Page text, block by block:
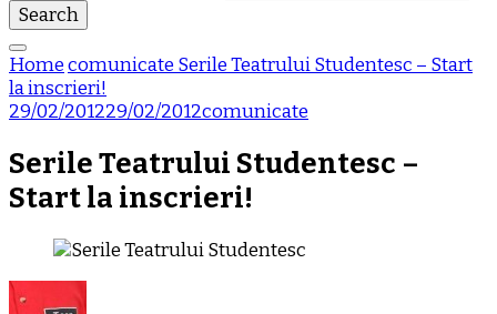
Homecomunicate Serile Teatrului Studentesc – Start
la inscrieri!
29/02/201229/02/2012comunicate
Serile Teatrului Studentesc –
Start la inscrieri!